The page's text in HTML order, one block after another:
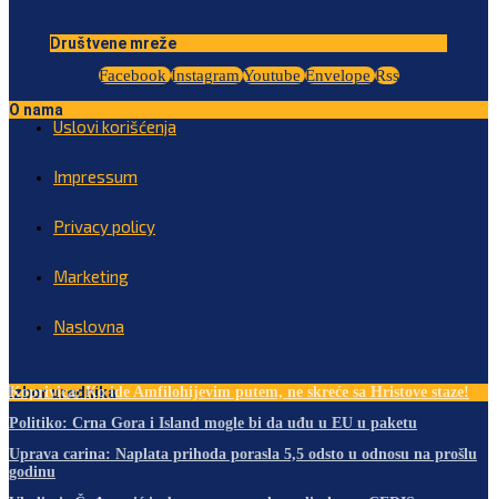
Društvene mreže
Facebook Instagram Youtube Envelope Rss
O nama
Uslovi korišćenja
Impressum
Privacy policy
Marketing
Naslovna
Izbor urednika
Koprivica: Ko ide Amfilohijevim putem, ne skreće sa Hristove staze!
Politiko: Crna Gora i Island mogle bi da uđu u EU u paketu
Uprava carina: Naplata prihoda porasla 5,5 odsto u odnosu na prošlu
godinu